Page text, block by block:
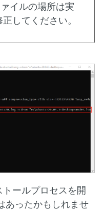
イルの場所は実
してください。
トールプロセスを開
あったかもしれませ